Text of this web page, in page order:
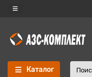
Каталог